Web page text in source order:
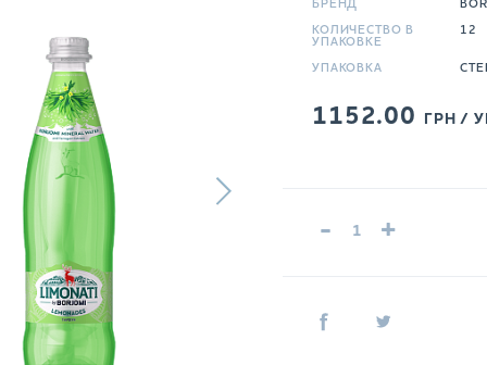
БРЕНД
КОЛИЧЕСТВО В
УПАКОВКЕ
12
УПАКОВКА
1152.00 ГРН /
- +